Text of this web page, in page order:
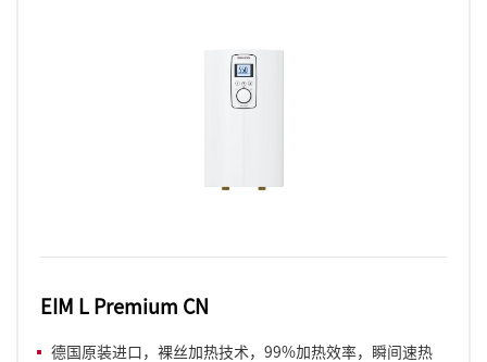
EIM L Premium CN
德国原装进口，裸丝加热技术，99%加热效率，瞬间速热